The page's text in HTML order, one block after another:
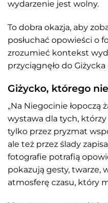
wydarzenie jest wolny.
To dobra okazja, aby
posłuchać opowieści o
zrozumieć kontekst
przyciągnęło do
Giżycko, którego
„Na Niegocinie łopoczą
wystawa dla tych,
tylko przez pryzmat
ale też przez ślady
fotografie potrafią
pokazują gesty, twarze,
atmosferę czasu, który